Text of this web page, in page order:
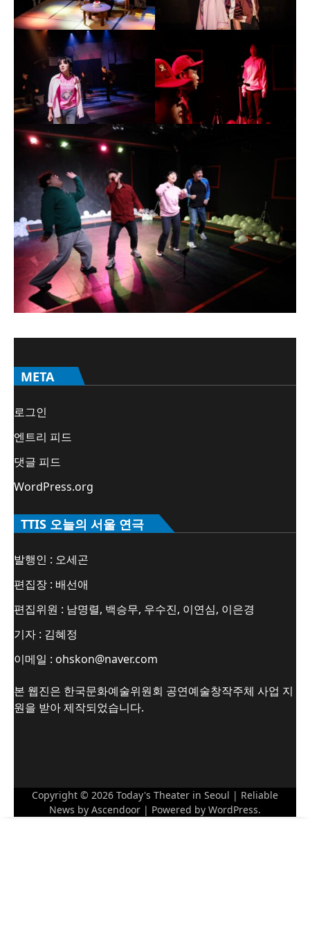
META
로그인
엔트리 피드
댓글 피드
WordPress.org
TTIS 오늘의 서울 연극
발행인 : 오세곤
편집장 : 배선애
편집위원 : 남명렬, 백승무, 우수진, 이연심, 이은경
기자 : 김혜정
이메일 : ohskon@naver.com
본 웹진은 한국문화예술위원회 공연예술창작주체 사업 지
원을 받아 제작되었습니다.
Copyright © 2026 Today's Theater in Seoul | Reliable
News by Ascendoor | Powered by WordPress.